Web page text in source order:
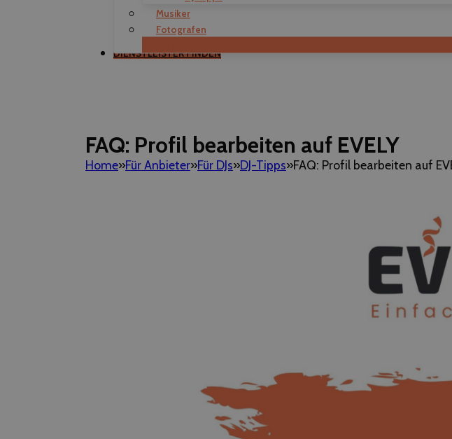
Musiker
Fotografen
DIENSTLEISTER FINDEN
FAQ: Profil bearbeiten auf EVELY
Home Für Anbieter Für DJs DJ-Tipps FAQ: Profil bearbeiten auf